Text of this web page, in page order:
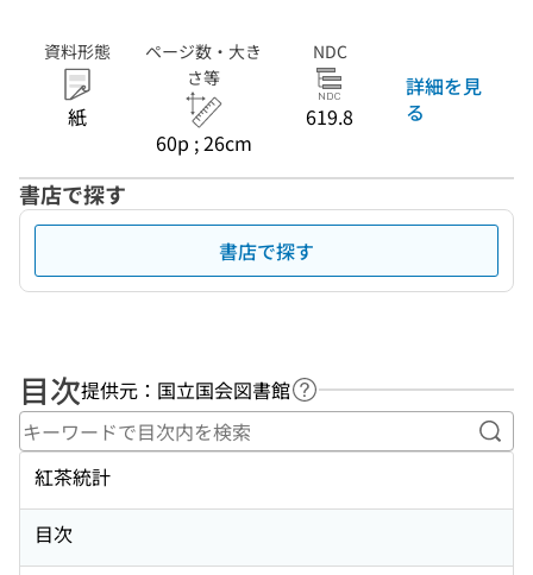
資料形態
紙
ページ数・大き
さ等
60p ; 26cm
NDC
619.8
詳細を見
る
書店で探す
書店で探す
目次提供元：国立国会図書館 ヘルプページへのリンク
キ
紅茶統計
目次